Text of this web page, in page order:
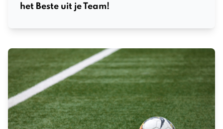
het Beste uit je Team!